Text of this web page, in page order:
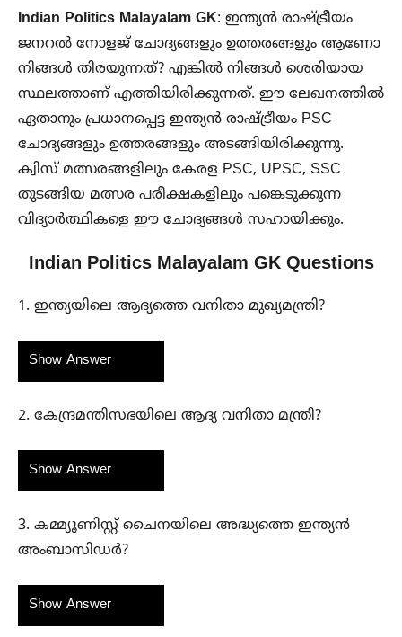
Indian Politics Malayalam GK: ഇന്ത്യൻ രാഷ്ട്രീയം
ജനറൽ നോളജ് ചോദ്യങ്ങളും ഉത്തരങ്ങളും ആണോ
നിങ്ങൾ തിരയുന്നത്? എങ്കിൽ നിങ്ങൾ ശെരിയായ
സ്ഥലത്താണ് എത്തിയിരിക്കുന്നത്. ഈ ലേഖനത്തിൽ
ഏതാനും പ്രധാനപ്പെട്ട ഇന്ത്യൻ രാഷ്ട്രീയം PSC
ചോദ്യങ്ങളും ഉത്തരങ്ങളും അടങ്ങിയിരിക്കുന്നു.
ക്വിസ് മത്സരങ്ങളിലും കേരള PSC, UPSC, SSC
തുടങ്ങിയ മത്സര പരീക്ഷകളിലും പങ്കെടുക്കുന്ന
വിദ്യാർത്ഥികളെ ഈ ചോദ്യങ്ങൾ സഹായിക്കും.
Indian Politics Malayalam GK Questions
1. ഇന്ത്യയിലെ ആദ്യത്തെ വനിതാ മുഖ്യമന്ത്രി?
Show Answer
2. കേന്ദ്രമന്തിസഭയിലെ ആദ്യ വനിതാ മന്ത്രി?
Show Answer
3. കമ്മ്യൂണിസ്റ്റ് ചൈനയിലെ അദ്ധ്യത്തെ ഇന്ത്യൻ
അംബാസിഡർ?
Show Answer